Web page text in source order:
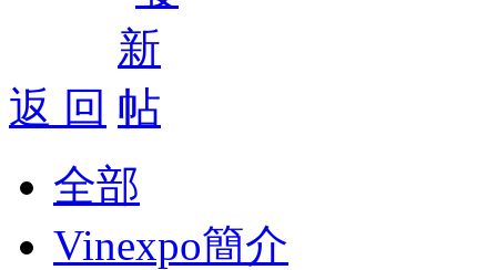
返 回
全部
Vinexpo簡介